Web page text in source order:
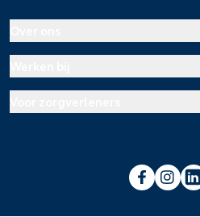
Over Mosadex
Franchise informatie
Voorlichting scholen